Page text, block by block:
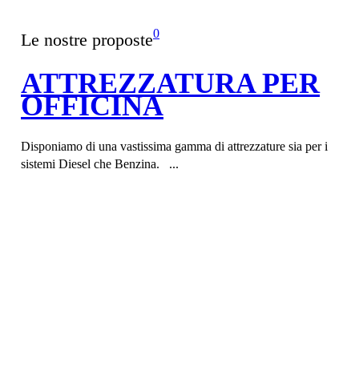
Le nostre proposte0
ATTREZZATURA PER
OFFICINA
Disponiamo di una vastissima gamma di attrezzature sia per i
sistemi Diesel che Benzina. ...